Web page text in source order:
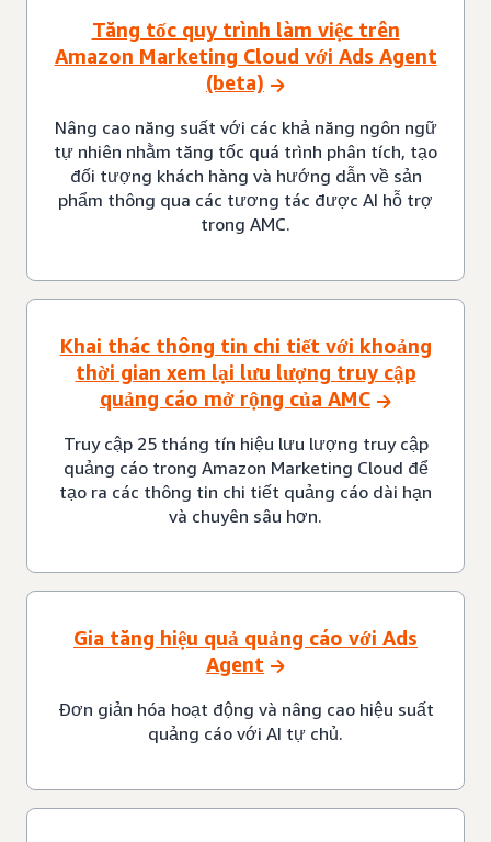
Tăng tốc quy trình làm việc trên
Amazon Marketing Cloud với Ads Agent
(beta)
Nâng cao năng suất với các khả năng ngôn ngữ
tự nhiên nhằm tăng tốc quá trình phân tích, tạo
đối tượng khách hàng và hướng dẫn về sản
phẩm thông qua các tương tác được AI hỗ trợ
trong AMC.
Khai thác thông tin chi tiết với khoảng
thời gian xem lại lưu lượng truy cập
quảng cáo mở rộng của AMC
Truy cập 25 tháng tín hiệu lưu lượng truy cập
quảng cáo trong Amazon Marketing Cloud để
tạo ra các thông tin chi tiết quảng cáo dài hạn
và chuyên sâu hơn.
Gia tăng hiệu quả quảng cáo với Ads
Agent
Đơn giản hóa hoạt động và nâng cao hiệu suất
quảng cáo với AI tự chủ.